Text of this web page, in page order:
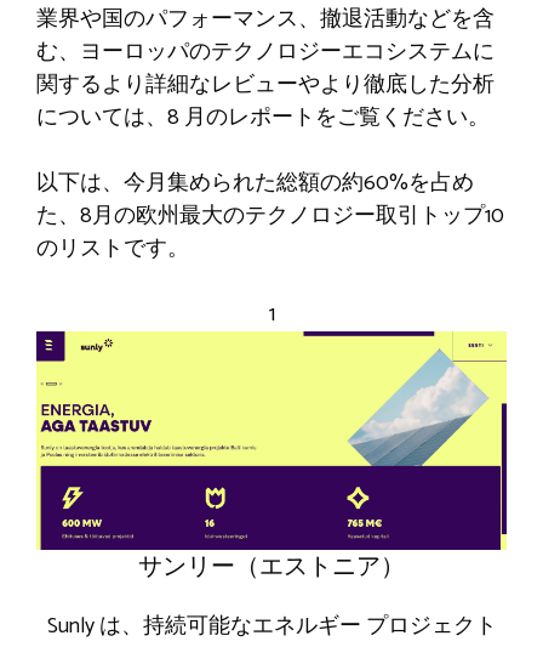
業界や国のパフォーマンス、撤退活動などを含
む、ヨーロッパのテクノロジーエコシステムに
関するより詳細なレビューやより徹底した分析
については、8 月のレポートをご覧ください。
以下は、今月集められた総額の約60%を占め
た、8月の欧州最大のテクノロジー取引トップ10
のリストです。
1
サンリー（エストニア）
Sunly は、持続可能なエネルギー プロジェクト